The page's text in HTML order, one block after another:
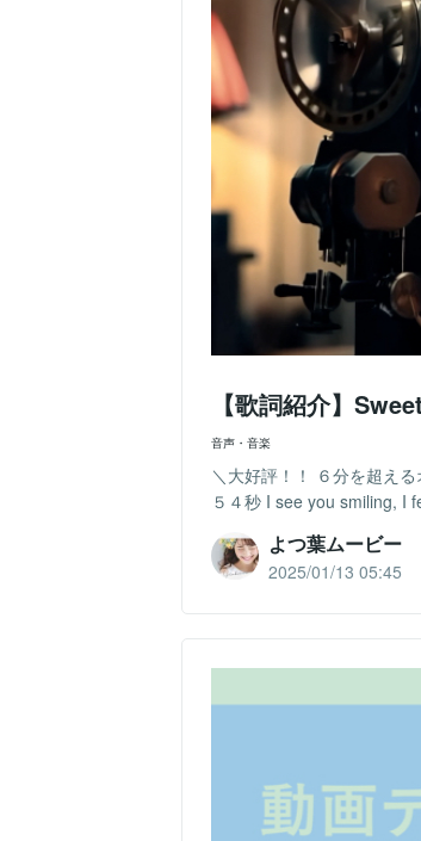
【歌詞紹介】
音声・音楽
＼大好評！！ ６分を超え
５４秒 I see you smiling, I
よつ葉ムービー
2025/01/13 05:45